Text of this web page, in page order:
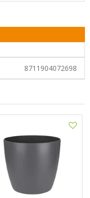
8711904072698